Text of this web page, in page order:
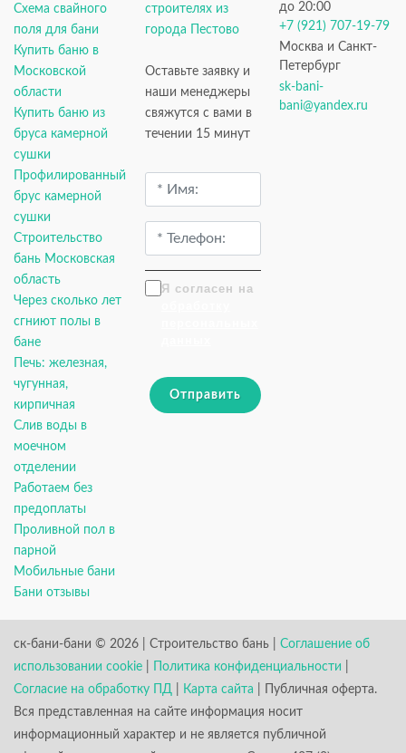
Схема свайного
поля для бани
Купить баню в
Московской
области
Купить баню из
бруса камерной
сушки
Профилированный
брус камерной
сушки
Строительство
бань Московская
область
Через сколько лет
сгниют полы в
бане
Печь: железная,
чугунная,
кирпичная
Слив воды в
моечном
отделении
Работаем без
предоплаты
Проливной пол в
парной
Мобильные бани
Бани отзывы
строителях из
города Пестово
Оставьте заявку и
наши менеджеры
свяжутся с вами в
течении 15 минут
Я согласен на
Отправить
до 20:00
+7 (921) 707-19-79
Москва и Санкт-
Петербург
sk-bani-
bani@yandex.ru
ск-бани-бани © 2026 | Строительство бань | Соглашение об
использовании cookie
Политика конфиденциальности
Согласие на обработку ПД
Карта сайта | Публичная оферта.
Вся представленная на сайте информация носит
информационный характер и не является публичной